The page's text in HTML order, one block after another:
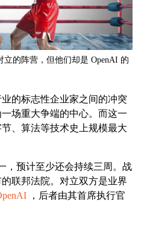
的阵营，但他们却是 OpenAI 的
的标志性企业家之间的冲突
场重大争端的中心。而这一
、算法等技术史上规模最大
，预计至少还会持续三周。战
联邦法院。对立双方是业界
，后者由其首席执行官